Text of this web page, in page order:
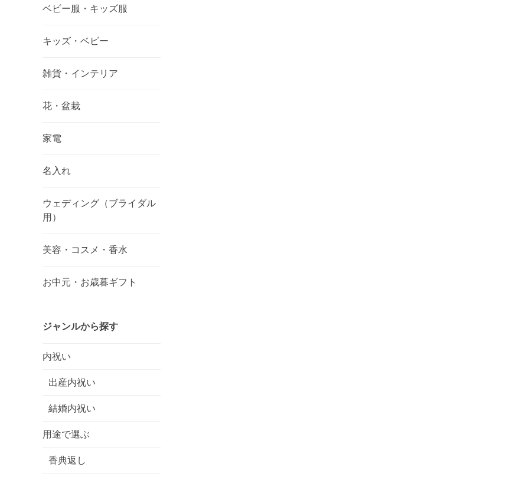
ベビー服・キッズ服
キッズ・ベビー
雑貨・インテリア
花・盆栽
家電
名入れ
ウェディング（ブライダル
用）
美容・コスメ・香水
お中元・お歳暮ギフト
ジャンルから探す
内祝い
出産内祝い
結婚内祝い
用途で選ぶ
香典返し